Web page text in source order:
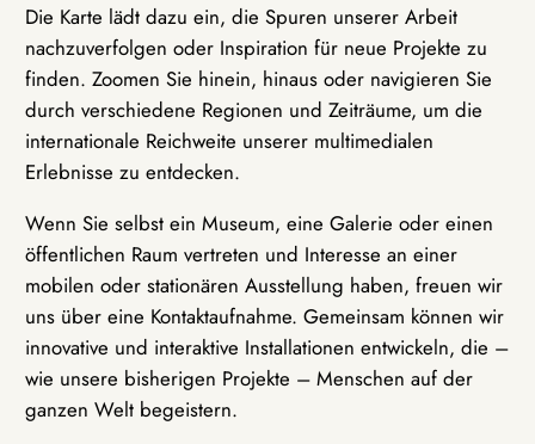
Die Karte lädt dazu ein, die Spuren unserer Arbeit
nachzuverfolgen oder Inspiration für neue Projekte zu
finden. Zoomen Sie hinein, hinaus oder navigieren Sie
durch verschiedene Regionen und Zeiträume, um die
internationale Reichweite unserer multimedialen
Erlebnisse zu entdecken.
Wenn Sie selbst ein Museum, eine Galerie oder einen
öffentlichen Raum vertreten und Interesse an einer
mobilen oder stationären Ausstellung haben, freuen wir
uns über eine Kontaktaufnahme. Gemeinsam können wir
innovative und interaktive Installationen entwickeln, die –
wie unsere bisherigen Projekte – Menschen auf der
ganzen Welt begeistern.